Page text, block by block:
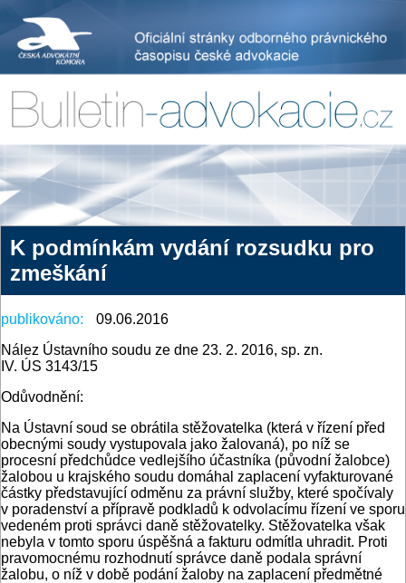
K podmínkám vydání rozsudku pro
zmeškání
publikováno:
09.06.2016
Nález Ústavního soudu ze dne 23. 2. 2016, sp. zn.
IV. ÚS 3143/15
Odůvodnění:
Na Ústavní soud se obrátila stěžovatelka (která v řízení před
obecnými soudy vystupovala jako žalovaná), po níž se
procesní předchůdce vedlejšího účastníka (původní žalobce)
žalobou u krajského soudu domáhal zaplacení vyfakturované
částky představující odměnu za právní služby, které spočívaly
v poradenství a přípravě podkladů k odvolacímu řízení ve sporu
vedeném proti správci daně stěžovatelky. Stěžovatelka však
nebyla v tomto sporu úspěšná a fakturu odmítla uhradit. Proti
pravomocnému rozhodnutí správce daně podala správní
žalobu, o níž v době podání žaloby na zaplacení předmětné